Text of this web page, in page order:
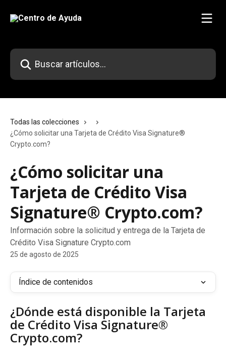
Buscar artículos...
Todas las colecciones
¿Cómo solicitar una Tarjeta de Crédito Visa Signature®
Crypto.com?
¿Cómo solicitar una
Tarjeta de Crédito Visa
Signature® Crypto.com?
Información sobre la solicitud y entrega de la Tarjeta de
Crédito Visa Signature Crypto.com
25 de agosto de 2025
Índice de contenidos
¿Dónde está disponible la Tarjeta
de Crédito Visa Signature®
Crypto.com?